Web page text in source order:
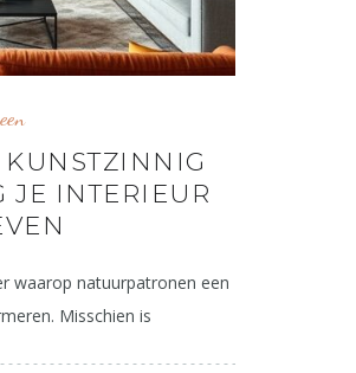
JE INTERIEUR
waarop natuurpatronen een
Misschien is